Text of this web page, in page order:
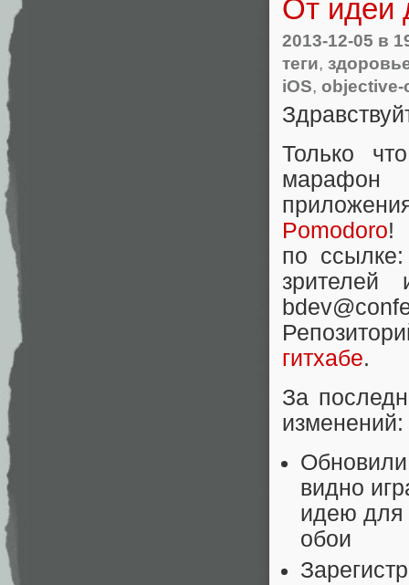
От идеи
2013-12-05 в
теги,
iOS, objective-
Только
марафон
Pomodoro!
по
гитхабе.
За
изменений:
видно
идею для
обои